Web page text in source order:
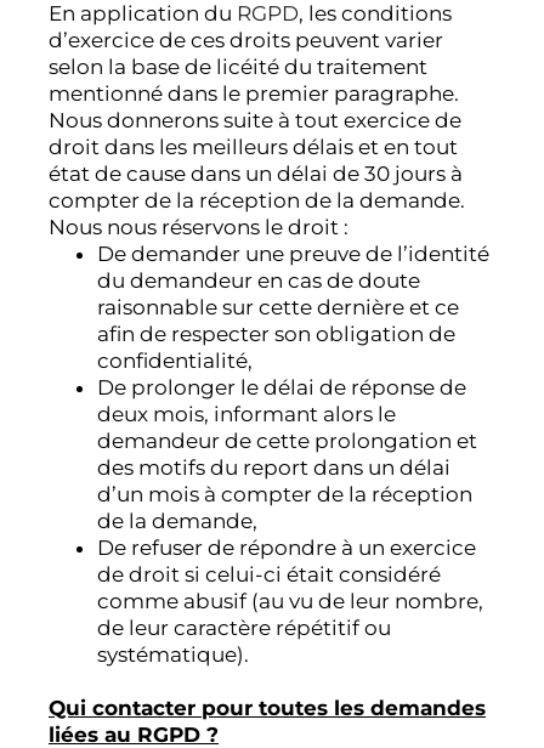
En application du RGPD, les conditions
d’exercice de ces droits peuvent varier
selon la base de licéité du traitement
mentionné dans le premier paragraphe.
Nous donnerons suite à tout exercice de
droit dans les meilleurs délais et en tout
état de cause dans un délai de 30 jours à
compter de la réception de la demande.
Nous nous réservons le droit :
De demander une preuve de l’identité
du demandeur en cas de doute
raisonnable sur cette dernière et ce
afin de respecter son obligation de
confidentialité,
De prolonger le délai de réponse de
deux mois, informant alors le
demandeur de cette prolongation et
des motifs du report dans un délai
d’un mois à compter de la réception
de la demande,
De refuser de répondre à un exercice
de droit si celui-ci était considéré
comme abusif (au vu de leur nombre,
de leur caractère répétitif ou
systématique).
Qui contacter pour toutes les demandes
liées au RGPD ?